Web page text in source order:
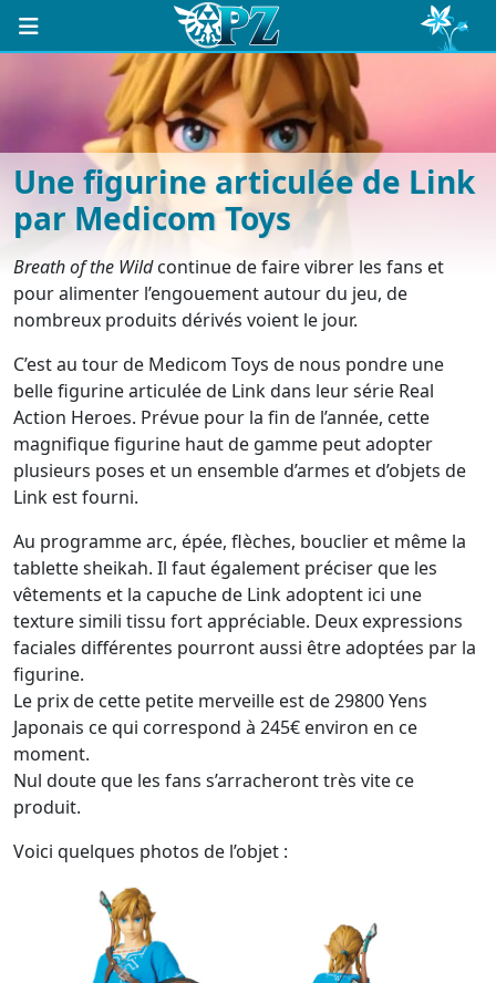
Une figurine articulée de Link
par Medicom Toys
Breath of the Wildcontinue de faire vibrer les fans et
pour alimenter l’engouement autour du jeu, de
nombreux produits dérivés voient le jour.
C’est au tour de Medicom Toys de nous pondre une
belle figurine articulée de Link dans leur série Real
Action Heroes. Prévue pour la fin de l’année, cette
magnifique figurine haut de gamme peut adopter
plusieurs poses et un ensemble d’armes et d’objets de
Link est fourni.
Au programme arc, épée, flèches, bouclier et même la
tablette sheikah. Il faut également préciser que les
vêtements et la capuche de Link adoptent ici une
texture simili tissu fort appréciable. Deux expressions
faciales différentes pourront aussi être adoptées par la
figurine.
Le prix de cette petite merveille est de 29800 Yens
Japonais ce qui correspond à 245€ environ en ce
moment.
Nul doute que les fans s’arracheront très vite ce
produit.
Voici quelques photos de l’objet :